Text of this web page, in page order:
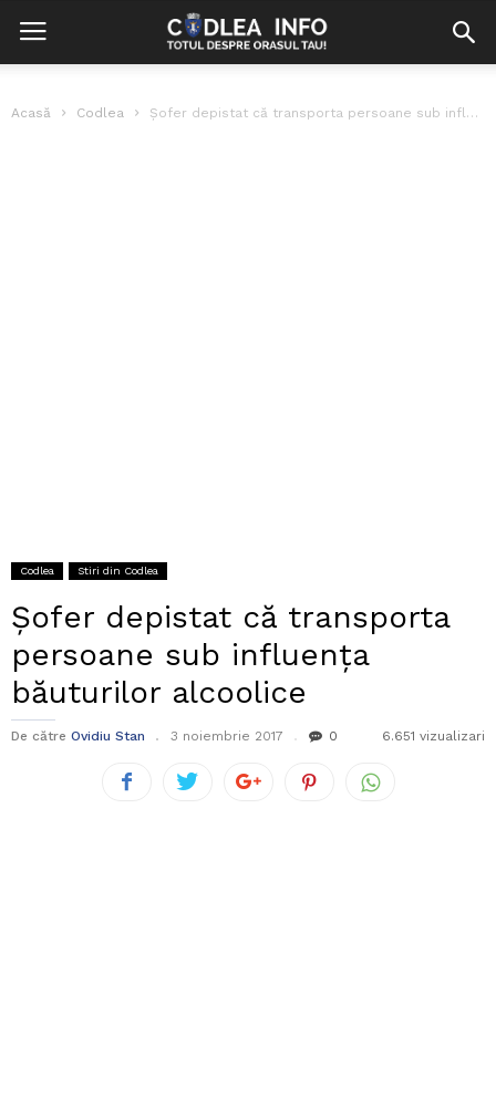
Acasă Codlea Șofer depistat că transporta persoane sub influența băuturilor alcoolice
Codlea Stiri din Codlea
Șofer depistat că transporta
persoane sub influența
băuturilor alcoolice
De către Ovidiu Stan 3 noiembrie 2017 0 6.651 vizualizari